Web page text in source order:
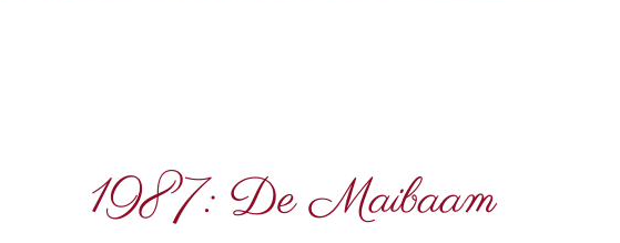
1987: De Maibaam